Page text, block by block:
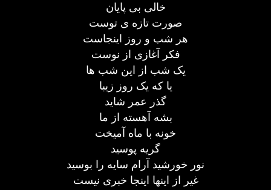
خالی بی پایان
صورت تازه ی توست
هر شب و روز اینجاست
فکر آغازی از نوست
یک شب از این شب ها
یا که یک روز زیبا
گذر عمر شاید
بشه آهسته از ما
خونه با ماه آمیخت
گریه پوسید
نور خورشید آرام سایه را بوسید
غیر از اینها اینجا خبری نیست